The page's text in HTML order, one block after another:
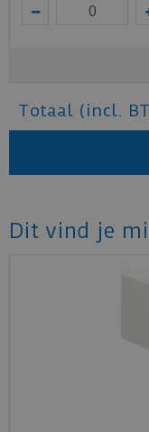
Totaal (incl.
Dit vind je